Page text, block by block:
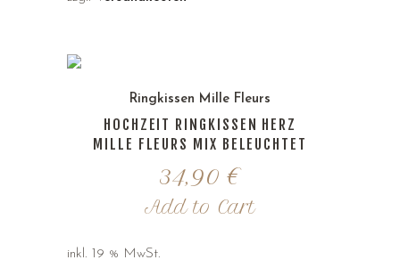
Ringkissen Mille Fleurs
HOCHZEIT RINGKISSEN HERZ
MILLE FLEURS MIX BELEUCHTET
34,90 €
Add to Cart
inkl. 19 % MwSt.